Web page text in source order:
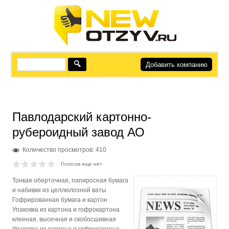
Добавить компанию
Павлодарский картонно-
рубероидный завод АО
Количество просмотров: 410
Голосов еще нет
Тонкая оберточная, папиросная бумага
и набивки из целлюлозной ваты
Гофрированная бумага и картон
Упаковка из картона и гофрокартона
клееная, высечная и скобосшивная